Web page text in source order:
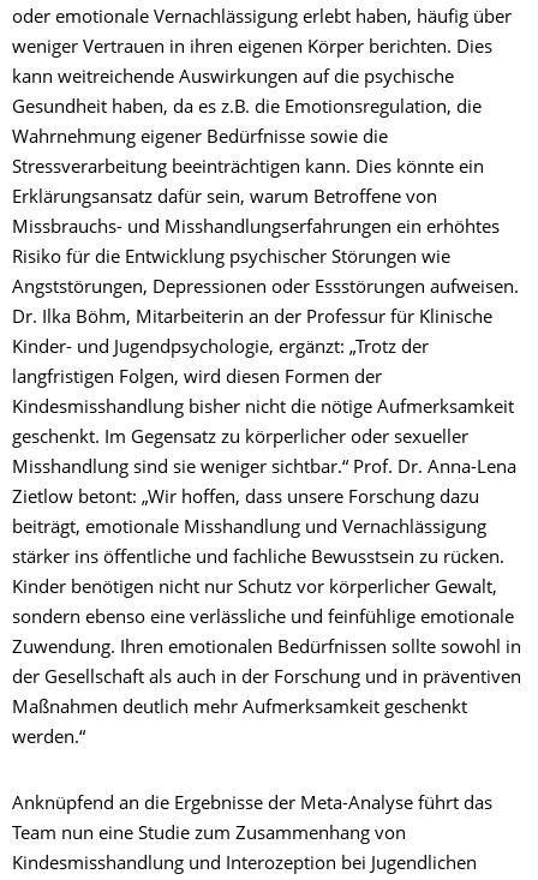
oder emotionale Vernachlässigung erlebt haben, häufig über
weniger Vertrauen in ihren eigenen Körper berichten. Dies
kann weitreichende Auswirkungen auf die psychische
Gesundheit haben, da es z.B. die Emotionsregulation, die
Wahrnehmung eigener Bedürfnisse sowie die
Stressverarbeitung beeinträchtigen kann. Dies könnte ein
Erklärungsansatz dafür sein, warum Betroffene von
Missbrauchs- und Misshandlungserfahrungen ein erhöhtes
Risiko für die Entwicklung psychischer Störungen wie
Angststörungen, Depressionen oder Essstörungen aufweisen.
Dr. Ilka Böhm, Mitarbeiterin an der Professur für Klinische
Kinder- und Jugendpsychologie, ergänzt: „Trotz der
langfristigen Folgen, wird diesen Formen der
Kindesmisshandlung bisher nicht die nötige Aufmerksamkeit
geschenkt. Im Gegensatz zu körperlicher oder sexueller
Misshandlung sind sie weniger sichtbar.“ Prof. Dr. Anna-Lena
Zietlow betont: „Wir hoffen, dass unsere Forschung dazu
beiträgt, emotionale Misshandlung und Vernachlässigung
stärker ins öffentliche und fachliche Bewusstsein zu rücken.
Kinder benötigen nicht nur Schutz vor körperlicher Gewalt,
sondern ebenso eine verlässliche und feinfühlige emotionale
Zuwendung. Ihren emotionalen Bedürfnissen sollte sowohl in
der Gesellschaft als auch in der Forschung und in präventiven
Maßnahmen deutlich mehr Aufmerksamkeit geschenkt
werden.“
Anknüpfend an die Ergebnisse der Meta-Analyse führt das
Team nun eine Studie zum Zusammenhang von
Kindesmisshandlung und Interozeption bei Jugendlichen